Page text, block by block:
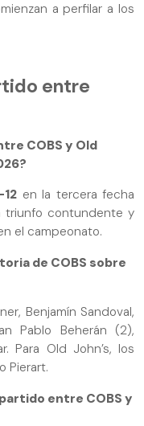
a perfilar a los
entre
COBS y Old
en la tercera fecha
triunfo contundente y
el campeonato.
de COBS sobre
Benjamín Sandoval,
Pablo Beherán (2),
Para Old John’s, los
Pierart.
entre COBS y